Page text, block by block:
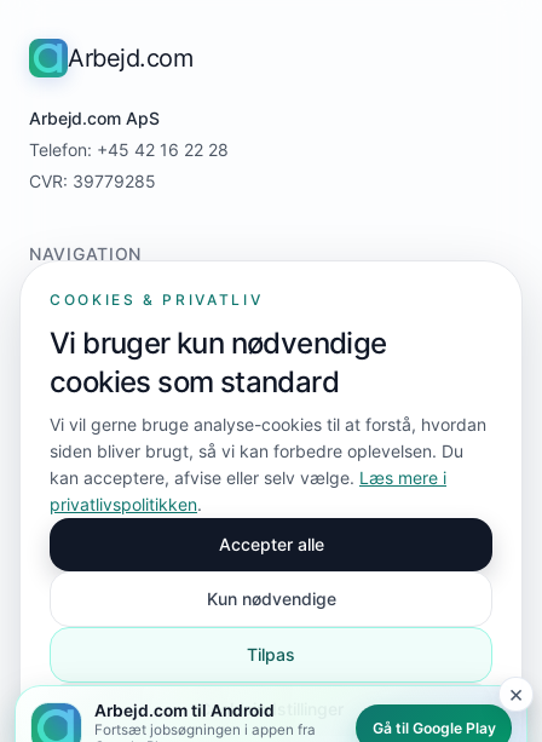
Arbejd.com
Arbejd.com ApS
Telefon: +45 42 16 22 28
CVR: 39779285
NAVIGATION
Home
For jobsøgere
For virksomheder
Priser
Kontakt
FØLG OS
© 2026 Arbejd.com ApS. Alle rettigheder forbeholdes.
PrivatlivspolitikCookie-indstillinger Sitemapsitemap.xml
×
Arbejd.com til Android
Fortsæt jobsøgningen i appen fra
Gå til Google Play
COOKIES & PRIVATLIV
Vi bruger kun nødvendige
cookies som standard
Vi vil gerne bruge analyse-cookies til at forstå, hvordan
siden bliver brugt, så vi kan forbedre oplevelsen. Du
kan acceptere, afvise eller selv vælge. Læs mere i
privatlivspolitikken.
Accepter alle
Kun nødvendige
Tilpas
Cookieindstillinger